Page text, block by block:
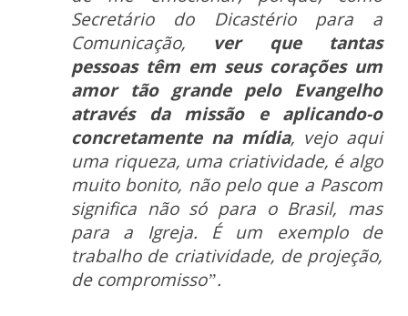
Secretário do Dicastério para a
Comunicação, ver que tantas
pessoas têm em seus corações um
amor tão grande pelo Evangelho
através da missão e aplicando-o
concretamente na mídia, vejo aqui
uma riqueza, uma criatividade, é algo
muito bonito, não pelo que a Pascom
significa não só para o Brasil, mas
para a Igreja. É um exemplo de
trabalho de criatividade, de projeção,
de compromisso”.